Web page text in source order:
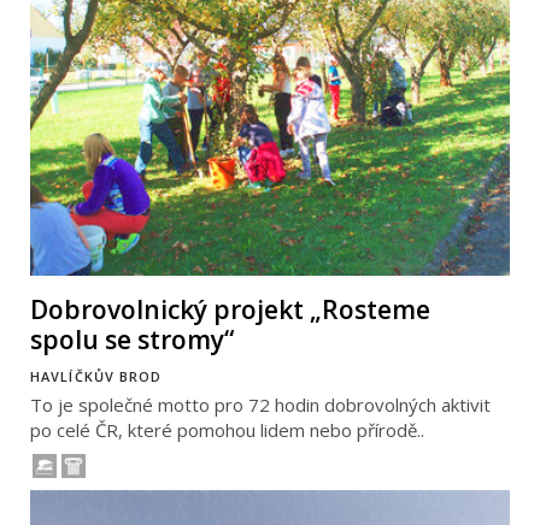
Dobrovolnický projekt „Rosteme
spolu se stromy“
HAVLÍČKŮV BROD
To je společné motto pro 72 hodin dobrovolných aktivit
po celé ČR, které pomohou lidem nebo přírodě..